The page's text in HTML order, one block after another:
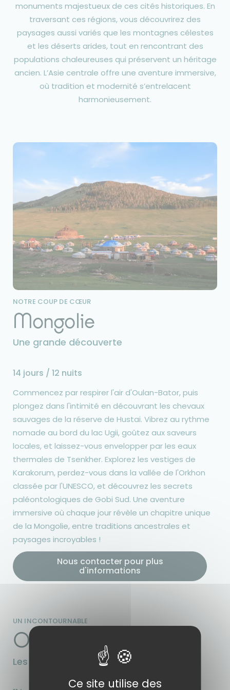
monuments majestueux de ces cités historiques. En
traversant ces régions, vous découvrirez des
paysages aussi variés que les montagnes célestes
et les déserts arides, tout en rencontrant des
populations chaleureuses qui préservent un héritage
ancien. L’Asie centrale offre une aventure immersive,
où tradition et modernité s’entrelacent
harmonieusement.
NOTRE COUP DE CŒUR
Mongolie
Une grande découverte
14 jours / 12 nuits
Commencez par respirer l'air d'Oulan-Bator, puis
plongez dans l'intimité en découvrant les chevaux
sauvages de la réserve de Hustai. Vibrez au rythme
nomade au bord du lac Ugii, goûtez aux saveurs
locales, et laissez-vous envelopper par les eaux
thermales de Tsenkher. Explorez les vestiges de
Karakorum, perdez-vous dans la vallée de l'Orkhon
classée par l'UNESCO, et découvrez les secrets
paléontologiques de Gobi Sud. Une aventure
immersive où chaque jour révèle un chapitre unique
de la Mongolie, entre traditions ancestrales et
paysages incroyables !
Nous contacter pour plus
d'informations
UN INCONTOURNABLE
Ouzbékistan
Les trésors cachés de la route de la Soie
Ce site utilise des